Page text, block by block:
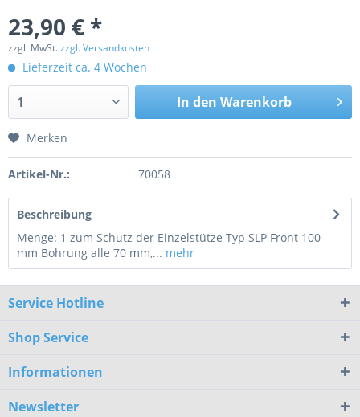
23,90 € *
zzgl. MwSt.zzgl. Versandkosten
Lieferzeit ca. 4 Wochen
In den Warenkorb
Merken
Artikel-Nr.: 70058
Beschreibung
Menge: 1 zum Schutz der Einzelstütze Typ SLP Front 100
mm Bohrung alle 70 mm,... mehr
Service Hotline
Shop Service
Informationen
Newsletter